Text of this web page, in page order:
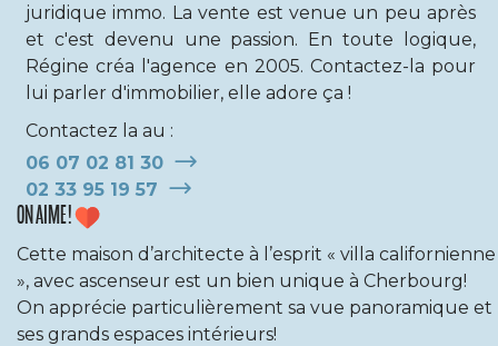
juridique immo. La vente est venue un peu après
et c'est devenu une passion. En toute logique,
Régine créa l'agence en 2005. Contactez-la pour
lui parler d'immobilier, elle adore ça !
Contactez la au :
06 07 02 81 30
02 33 95 19 57
ON AIME !
Cette maison d’architecte à l’esprit « villa californienne
», avec ascenseur est un bien unique à Cherbourg!
On apprécie particulièrement sa vue panoramique et
ses grands espaces intérieurs!